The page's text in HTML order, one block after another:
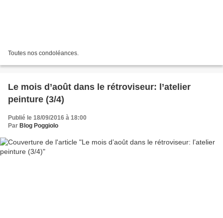
Toutes nos condoléances.
Le mois d’août dans le rétroviseur: l’atelier
peinture (3/4)
Publié le 18/09/2016 à 18:00
Par Blog Poggiolo